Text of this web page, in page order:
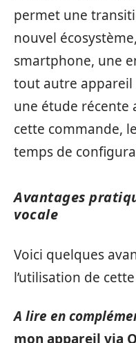
permet une
nouvel
smartphone, une
tout autre appareil
une étude récente
cette commande,
temps de
Avantages
vocale
Voici quelques
l’utilisation de
A lire en
mon appareil via